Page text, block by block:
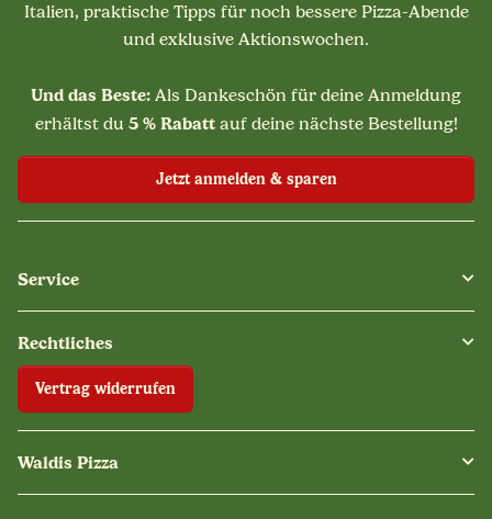
Italien, praktische Tipps für noch bessere Pizza-Abende
und exklusive Aktionswochen.
Und das Beste: Als Dankeschön für deine Anmeldung
erhältst du 5 % Rabattauf deine nächste Bestellung!
Jetzt anmelden & sparen
Service
Rechtliches
Vertrag widerrufen
Waldis Pizza